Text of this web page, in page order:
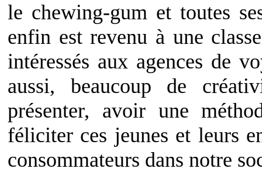
le chewing-gum et toutes
enfin est revenu à une
intéressés aux agences de
aussi, beaucoup de
présenter, avoir une
féliciter ces jeunes et leurs
consommateurs dans notre